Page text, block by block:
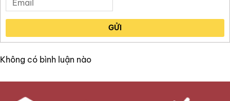
GỬI
Không có bình luận nào